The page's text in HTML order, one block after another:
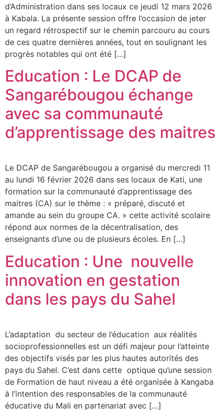
d’Administration dans ses locaux ce jeudi 12 mars 2026
à Kabala. La présente session offre l’occasion de jeter
un regard rétrospectif sur le chemin parcouru au cours
de ces quatre dernières années, tout en soulignant les
progrès notables qui ont été […]
Education : Le DCAP de
Sangarébougou échange
avec sa communauté
d’apprentissage des maitres
Le DCAP de Sangarébougou a organisé du mercredi 11
au lundi 16 février 2026 dans ses locaux de Kati, une
formation sur la communauté d’apprentissage des
maitres (CA) sur le thème : « préparé, discuté et
amande au sein du groupe CA. » cette activité scolaire
répond aux normes de la décentralisation, des
enseignants d’une ou de plusieurs écoles. En […]
Education : Une nouvelle
innovation en gestation
dans les pays du Sahel
L’adaptation du secteur de l’éducation aux réalités
socioprofessionnelles est un défi majeur pour l’atteinte
des objectifs visés par les plus hautes autorités des
pays du Sahel. C’est dans cette optique qu’une session
de Formation de haut niveau a été organisée à Kangaba
à l’intention des responsables de la communauté
éducative du Mali en partenariat avec […]